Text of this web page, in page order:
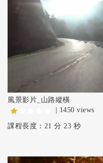
風景影片_山路縱橫
| 1450 views
課程長度：21 分 23 秒